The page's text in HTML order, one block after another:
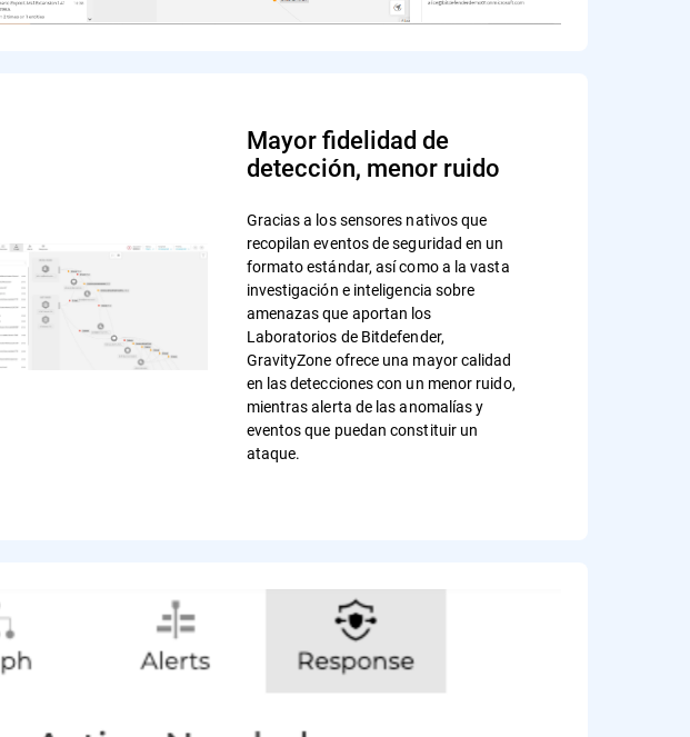
Mayor fidelidad de
detección, menor ruido
Gracias a los sensores nativos que
recopilan eventos de seguridad en un
formato estándar, así como a la vasta
investigación e inteligencia sobre
amenazas que aportan los
Laboratorios de Bitdefender,
GravityZone ofrece una mayor calidad
en las detecciones con un menor ruido,
mientras alerta de las anomalías y
eventos que puedan constituir un
ataque.